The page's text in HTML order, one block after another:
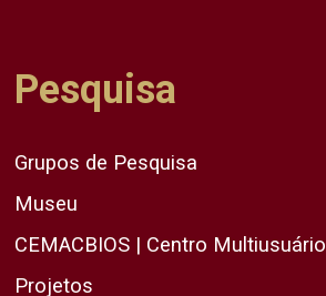
Pesquisa
Grupos de Pesquisa
Museu
CEMACBIOS | Centro Multiusuário
Projetos